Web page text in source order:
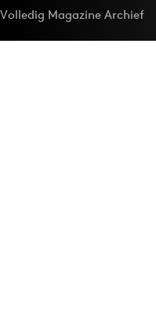
Volledig Magazine Archief